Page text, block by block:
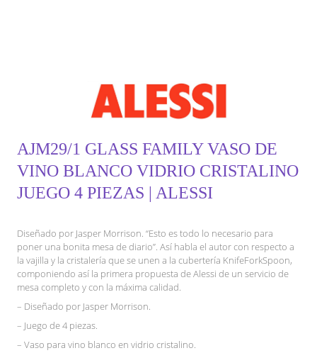
AJM29/1 GLASS FAMILY VASO DE
VINO BLANCO VIDRIO CRISTALINO
JUEGO 4 PIEZAS | ALESSI
Diseñado por Jasper Morrison. “Esto es todo lo necesario para
poner una bonita mesa de diario”. Así habla el autor con respecto a
la vajilla y la cristalería que se unen a la cubertería KnifeForkSpoon,
componiendo así la primera propuesta de Alessi de un servicio de
mesa completo y con la máxima calidad.
– Diseñado por Jasper Morrison.
– Juego de 4 piezas.
– Vaso para vino blanco en vidrio cristalino.